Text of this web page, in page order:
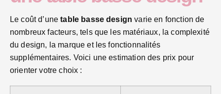
Le coût d’unetable basse design varie en fonction de
nombreux facteurs, tels que les matériaux, la complexité
du design, la marque et les fonctionnalités
supplémentaires. Voici une estimation des prix pour
orienter votre choix :